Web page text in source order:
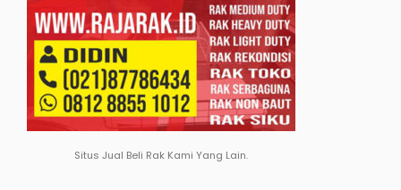
Situs Jual Beli Rak Kami Yang Lain.